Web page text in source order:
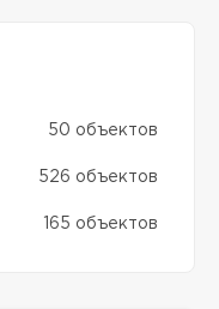
50 объектов
526 объектов
165 объектов